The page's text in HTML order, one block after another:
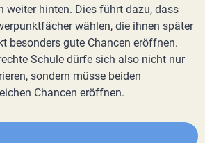
weiter hinten. Dies führt dazu, dass
wählen, die ihnen später
besonders gute Chancen eröffnen.
Schule dürfe sich also nicht nur
sondern müsse beiden
Chancen eröffnen.